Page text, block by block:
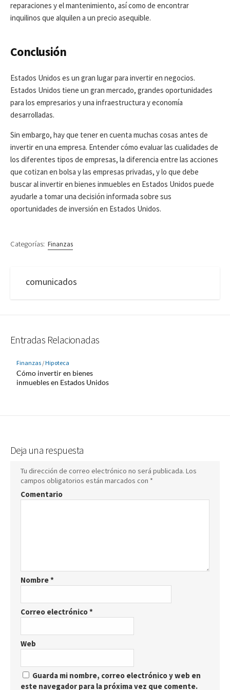
reparaciones y el mantenimiento, así como de encontrar
inquilinos que alquilen a un precio asequible.
Conclusión
Estados Unidos es un gran lugar para invertir en negocios.
Estados Unidos tiene un gran mercado, grandes oportunidades
para los empresarios y una infraestructura y economía
desarrolladas.
Sin embargo, hay que tener en cuenta muchas cosas antes de
invertir en una empresa. Entender cómo evaluar las cualidades de
los diferentes tipos de empresas, la diferencia entre las acciones
que cotizan en bolsa y las empresas privadas, y lo que debe
buscar al invertir en bienes inmuebles en Estados Unidos puede
ayudarle a tomar una decisión informada sobre sus
oportunidades de inversión en Estados Unidos.
Categorías: Finanzas
comunicados
Entradas Relacionadas
Finanzas/Hipoteca
Cómo invertir en bienes
inmuebles en Estados Unidos
Deja una respuesta
Tu dirección de correo electrónico no será publicada. Los
campos obligatorios están marcados con *
Comentario
Nombre*
Correo electrónico*
Web
Guarda mi nombre, correo electrónico y web en
este navegador para la próxima vez que comente.